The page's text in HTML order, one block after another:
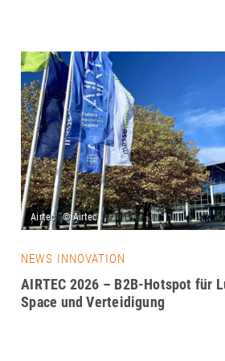
NEWS INNOVATION
AIRTEC 2026 – B2B-Hotspot für
Space und Verteidigung